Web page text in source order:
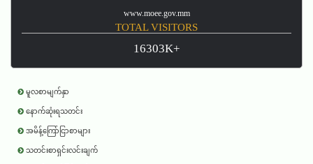
www.moee.gov.mm
TOTAL VISITORS
16303K+
မူလစာမျက်နှာ
နောက်ဆုံးရသတင်း
အမိန့်ကြော်ငြာစာများ
သတင်းစာရှင်းလင်းချက်